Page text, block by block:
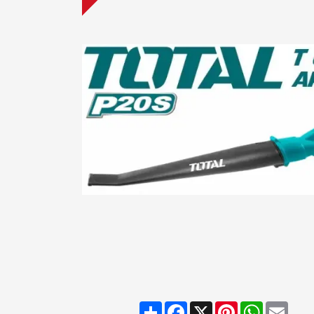
ShareFacebook
X PinterestWhatsApp